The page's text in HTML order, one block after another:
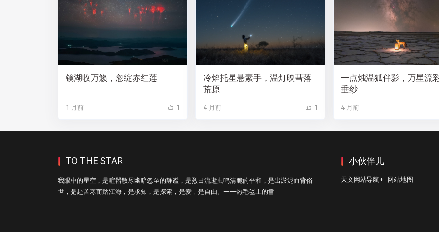
镜湖收万籁，忽绽赤红莲
1 月前 1
冷焰托星悬素手，温灯映彗落
荒原
4 月前 1
一点烛温狐伴影，万星流
垂纱
4 月前
TO THE STAR
我眼中的星空，是喧嚣散尽幽暗忽至的静谧，是烈日流逝虫鸣清脆的平和，是出淤泥而背俗
世，是赴苦寒而踏江海，是求知，是探索，是爱，是自由。——热毛毯上的雪
小伙伴儿
天文网站导航+ 网站地图